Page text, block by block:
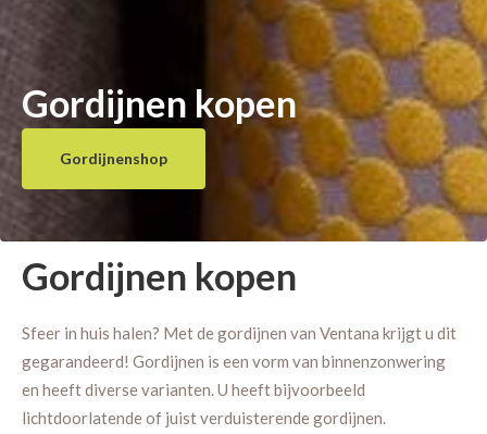
Gordijnen kopen
Gordijnenshop
Gordijnen kopen
Sfeer in huis halen? Met de gordijnen van Ventana krijgt u dit
gegarandeerd! Gordijnen is een vorm van binnenzonwering
en heeft diverse varianten. U heeft bijvoorbeeld
lichtdoorlatende of juist verduisterende gordijnen.